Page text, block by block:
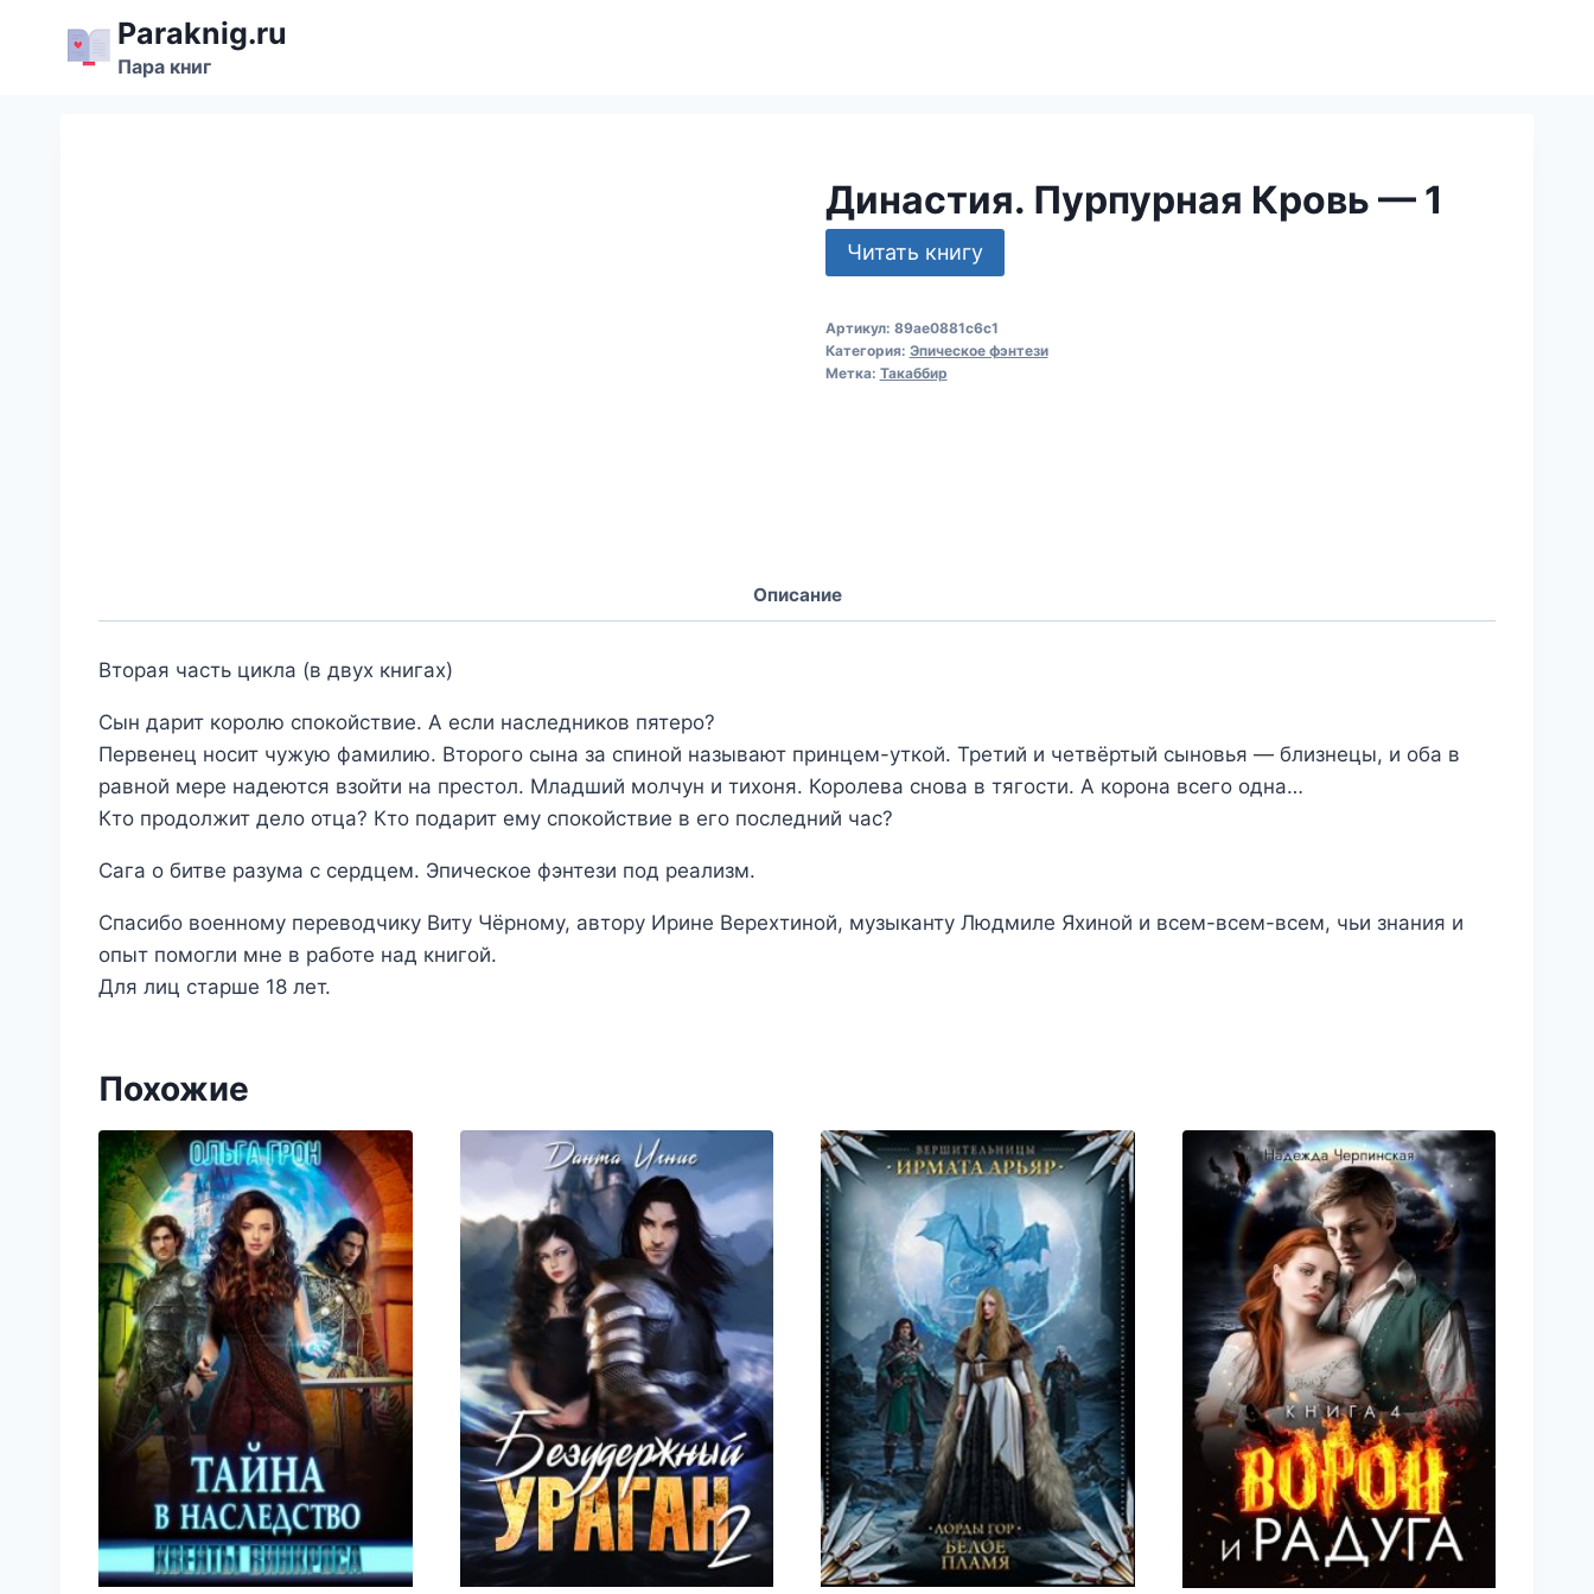
содержимому
Paraknig.ru
Пара книг
Династия. Пурпурная Кровь — 1
Читать книгу
Артикул: 89ae0881c6c1
Категория: Эпическое фэнтези
Метка: Такаббир
Описание
Вторая часть цикла (в двух книгах)
Сын дарит королю спокойствие. А если наследников пятеро?
Первенец носит чужую фамилию. Второго сына за спиной называют принцем-уткой. Третий и четвёртый сыновья — близнецы, и оба в
равной мере надеются взойти на престол. Младший молчун и тихоня. Королева снова в тягости. А корона всего одна…
Кто продолжит дело отца? Кто подарит ему спокойствие в его последний час?
Сага о битве разума с сердцем. Эпическое фэнтези под реализм.
Спасибо военному переводчику Виту Чёрному, автору Ирине Верехтиной, музыканту Людмиле Яхиной и всем-всем-всем, чьи знания и
опыт помогли мне в работе над книгой.
Для лиц старше 18 лет.
Похожие